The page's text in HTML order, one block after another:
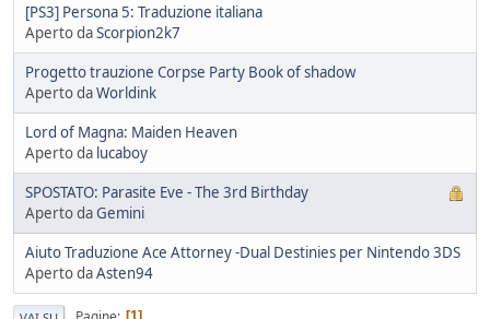
[PS3] Persona 5: Traduzione italiana
Aperto daScorpion2k7
Progetto trauzione Corpse Party Book of shadow
Aperto daWorldink
Lord of Magna: Maiden Heaven
Aperto da lucaboy
SPOSTATO: Parasite Eve - The 3rd Birthday
Aperto daGemini
Aiuto Traduzione Ace Attorney -Dual Destinies per Nintendo 3DS
Aperto daAsten94